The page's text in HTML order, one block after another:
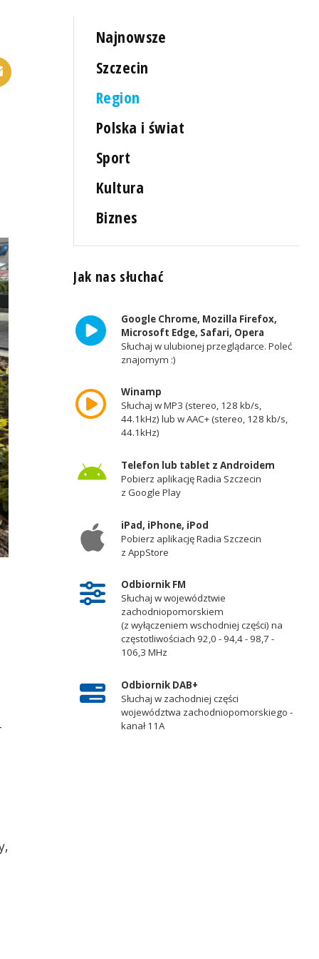
Najnowsze
Szczecin
Region
Polska i świat
Sport
Kultura
Biznes
Jak nas słuchać
Google Chrome, Mozilla Firefox,
Microsoft Edge, Safari, Opera
Słuchaj w ulubionej przeglądarce. Poleć
znajomym :)
Winamp
Słuchaj w MP3 (stereo, 128 kb/s,
44.1kHz) lub w AAC+ (stereo, 128 kb/s,
44.1kHz)
Telefon lub tablet z Androidem
Pobierz aplikację Radia Szczecin
z Google Play
iPad, iPhone, iPod
Pobierz aplikację Radia Szczecin
z AppStore
Odbiornik FM
Słuchaj w województwie
zachodniopomorskiem
(z wyłączeniem wschodniej części) na
częstotliwościach 92,0 - 94,4 - 98,7 -
106,3 MHz
Odbiornik DAB+
Słuchaj w zachodniej części
województwa zachodniopomorskiego -
kanał 11A